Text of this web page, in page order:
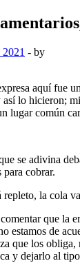
- by
aquí fue
así lo hicieron;
lugar común
se adivina
para cobrar.
repleto, la cola
que la
estamos de
que los
y dejarlo al